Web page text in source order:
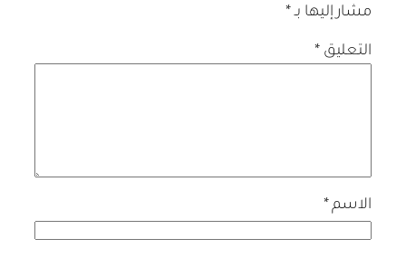
مشار إليها بـ*
التعليق*
الاسم*